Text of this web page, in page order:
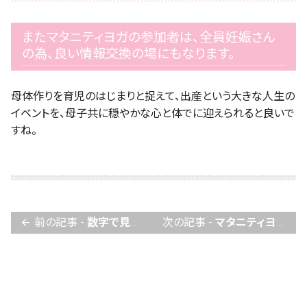
またマタニティヨガの参加者は、全員妊娠さん
の為、良い情報交換の場にもなります。
母体作りを育児のはじまりと捉えて、出産という大きな人生の
イベントを、母子共に穏やかな心と体でに迎えられると良いで
すね。
arrow_back 前の記事 - 数字で見ると、男性不妊ってどのくらいあるの？ 次の記事 - マタニティヨガで、妊活中に落ちてしまった体力を補って出産への準備を始めましょう。